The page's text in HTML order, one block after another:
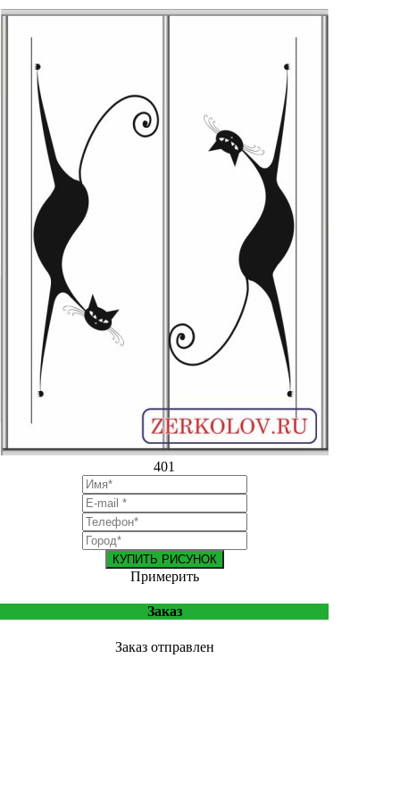
401
КУПИТЬ РИСУНОК
Примерить
Заказ
Заказ отправлен